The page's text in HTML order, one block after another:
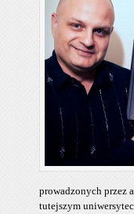
prowadzonych przez
tutejszym